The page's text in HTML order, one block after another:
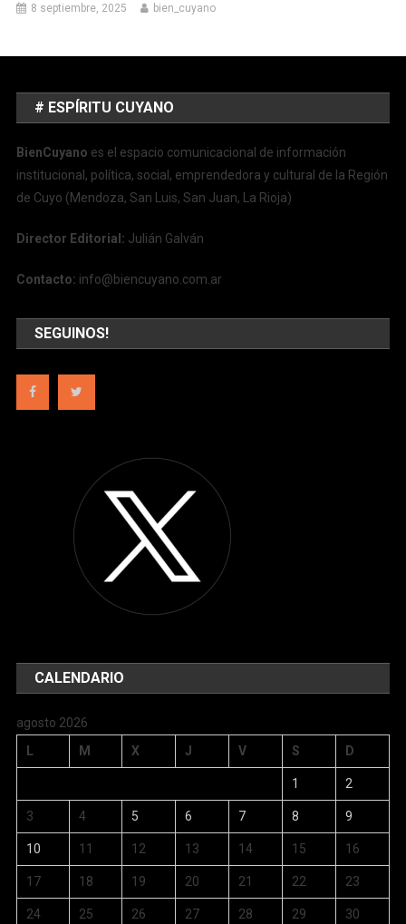
8 septiembre, 2025 bien_cuyano
# ESPÍRITU CUYANO
BienCuyano es el espacio comunicacional de información
institucional, política, social, emprendedora y cultural de la Región
de Cuyo (Mendoza, San Luis, San Juan, La Rioja)
Director Editorial: Julián Galván
Contacto: info@biencuyano.com.ar
SEGUINOS!
CALENDARIO
agosto 2026
L
M X J V S D
1 2
3 4 5 6 7 8 9
10 11 12 13 14 15 16
17 18 19 20 21 22 23
24 25 26 27 28 29 30